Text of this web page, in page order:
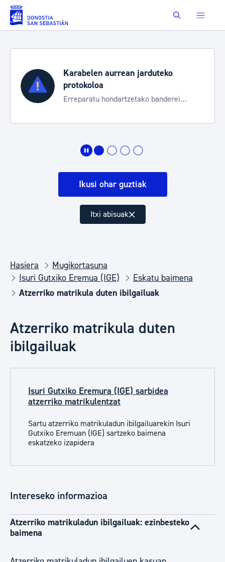
Eduki nagusira joan Buscar
Karabelen aurrean jarduteko
protokoloa
Erreparatu hondartzetako banderei
Ikusi ohar guztiak
Itxi abisuak
Hasiera
Mugikortasuna
Isuri Gutxiko Eremua (IGE)
Eskatu baimena
Atzerriko matrikula duten ibilgailuak
Atzerriko matrikula duten
ibilgailuak
Isuri Gutxiko Eremura (IGE) sarbidea
atzerriko matrikulentzat
Sartu atzerriko matrikuladun ibilgailuarekin Isuri
Gutxiko Eremuan (IGE) sartzeko baimena
eskatzeko izapidera
Intereseko informazioa
Atzerriko matrikuladun ibilgailuak: ezinbesteko
baimena